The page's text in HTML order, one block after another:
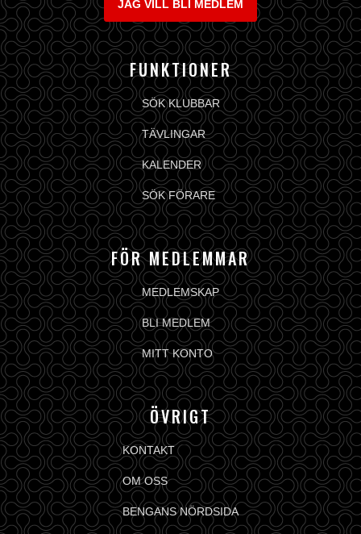
JAG VILL BLI MEDLEM
FUNKTIONER
SÖK KLUBBAR
TÄVLINGAR
KALENDER
SÖK FÖRARE
FÖR MEDLEMMAR
MEDLEMSKAP
BLI MEDLEM
MITT KONTO
ÖVRIGT
KONTAKT
OM OSS
BENGANS NÖRDSIDA